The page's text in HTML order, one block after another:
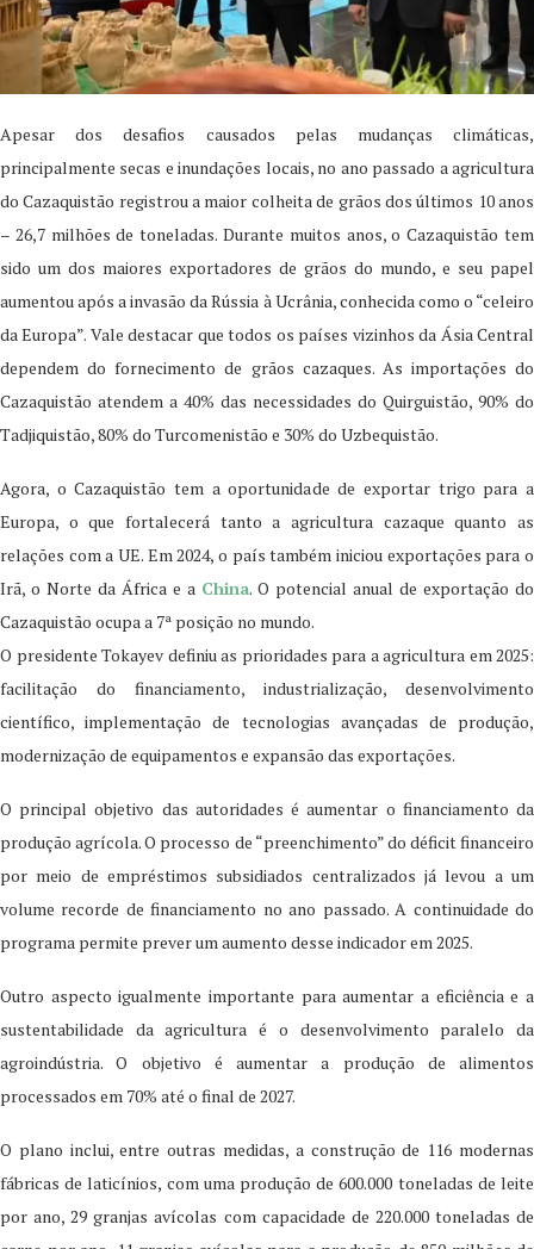
Apesar dos desafios causados pelas mudanças climáticas,
principalmente secas e inundações locais, no ano passado a agricultura
do Cazaquistão registrou a maior colheita de grãos dos últimos 10 anos
– 26,7 milhões de toneladas. Durante muitos anos, o Cazaquistão tem
sido um dos maiores exportadores de grãos do mundo, e seu papel
aumentou após a invasão da Rússia à Ucrânia, conhecida como o “celeiro
da Europa”. Vale destacar que todos os países vizinhos da Ásia Central
dependem do fornecimento de grãos cazaques. As importações do
Cazaquistão atendem a 40% das necessidades do Quirguistão, 90% do
Tadjiquistão, 80% do Turcomenistão e 30% do Uzbequistão.
Agora, o Cazaquistão tem a oportunidade de exportar trigo para a
Europa, o que fortalecerá tanto a agricultura cazaque quanto as
relações com a UE. Em 2024, o país também iniciou exportações para o
Irã, o Norte da África e a China. O potencial anual de exportação do
Cazaquistão ocupa a 7ª posição no mundo.
O presidente Tokayev definiu as prioridades para a agricultura em 2025:
facilitação do financiamento, industrialização, desenvolvimento
científico, implementação de tecnologias avançadas de produção,
modernização de equipamentos e expansão das exportações.
O principal objetivo das autoridades é aumentar o financiamento da
produção agrícola. O processo de “preenchimento” do déficit financeiro
por meio de empréstimos subsidiados centralizados já levou a um
volume recorde de financiamento no ano passado. A continuidade do
programa permite prever um aumento desse indicador em 2025.
Outro aspecto igualmente importante para aumentar a eficiência e a
sustentabilidade da agricultura é o desenvolvimento paralelo da
agroindústria. O objetivo é aumentar a produção de alimentos
processados em 70% até o final de 2027.
O plano inclui, entre outras medidas, a construção de 116 modernas
fábricas de laticínios, com uma produção de 600.000 toneladas de leite
por ano, 29 granjas avícolas com capacidade de 220.000 toneladas de